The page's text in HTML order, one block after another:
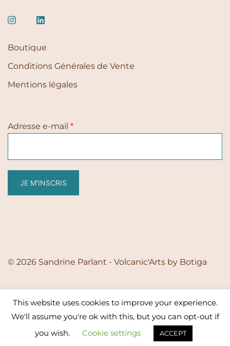
Boutique
Conditions Générales de Vente
Mentions légales
Adresse e-mail *
JE M'INSCRIS
© 2026 Sandrine Parlant - Volcanic'Arts by Botiga
This website uses cookies to improve your experience.
We'll assume you're ok with this, but you can opt-out if
you wish.
Cookie settings ACCEPT